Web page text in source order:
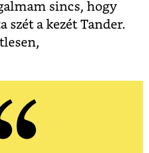
sincs, hogy
szét a kezét Tander.